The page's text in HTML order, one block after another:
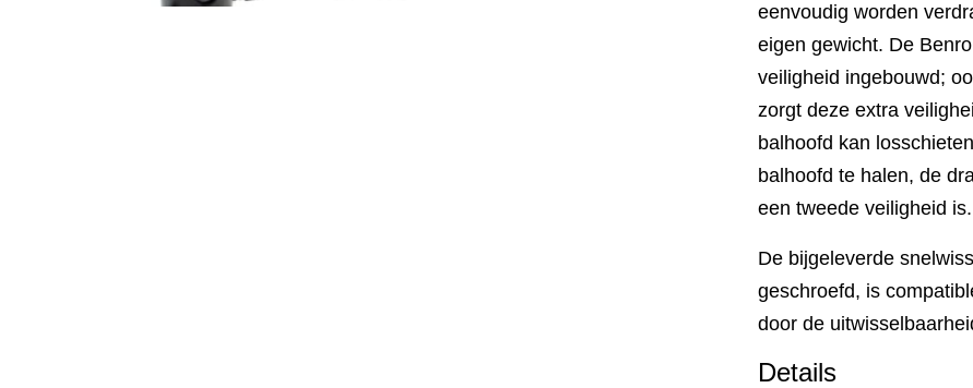
eenvoudig worden
eigen gewicht. De
veiligheid ingebouwd;
zorgt deze extra
balhoofd kan
balhoofd te halen, de
een tweede veiligheid is.
De bijgeleverde
geschroefd, is
door de
Details